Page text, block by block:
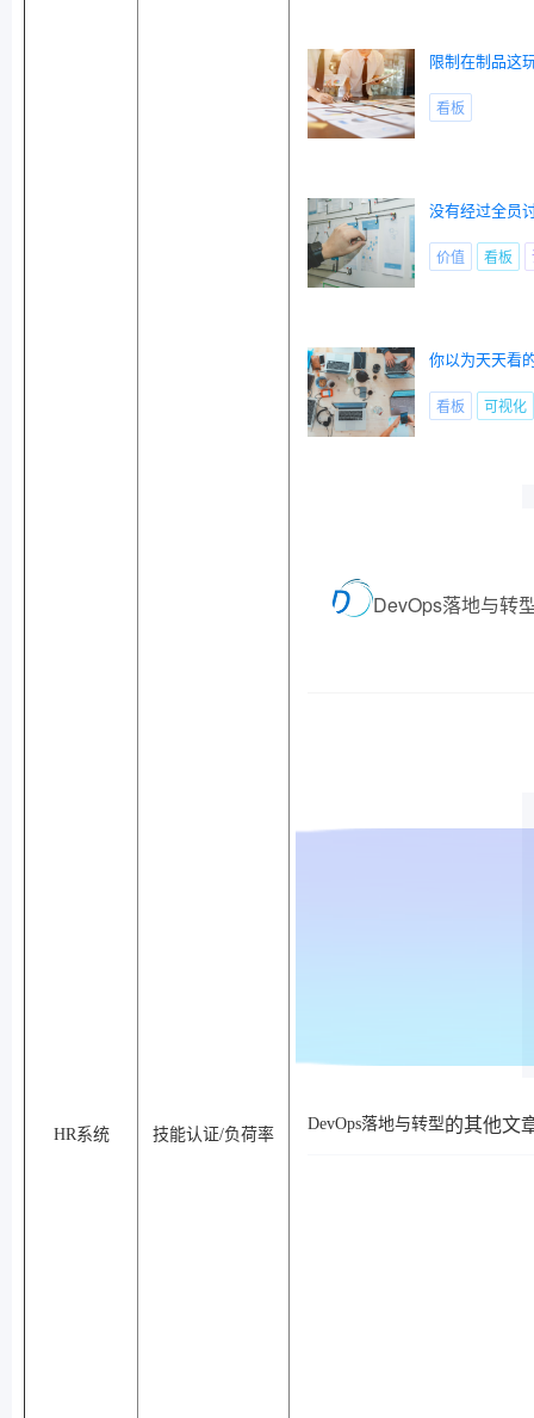
HR系统 技能认证/负荷率
限制在制品这
看板
没有经过全员
价值 看板
你以为天天看
看板 可视化
DevOps落地与转
DevOps落地与转型的其他文